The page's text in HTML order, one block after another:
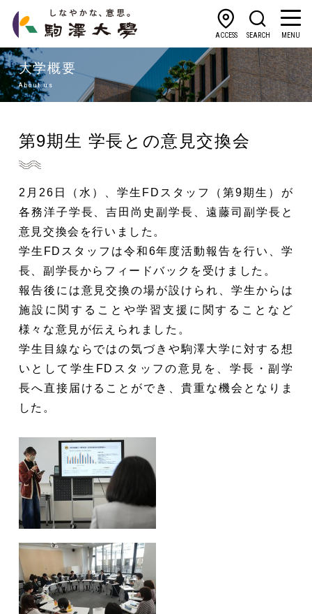
ACCESS SEARCH MENU
大学概要
About us
第9期生 学長との意見交換会
2月26日（水）、学生FDスタッフ（第9期生）が
各務洋子学長、吉田尚史副学長、遠藤司副学長と
意見交換会を行いました。
学生FDスタッフは令和6年度活動報告を行い、学
長、副学長からフィードバックを受けました 。
報告後には意見交換の場が設けられ、学生からは
施設に関することや学習支援に関することなど
様々な意見が伝えられました。
学生目線ならではの気づきや駒澤大学に対する想
いとして学生FDスタッフの意見を、学長・副学
長へ直接届けることができ、貴重な機会となりま
した。